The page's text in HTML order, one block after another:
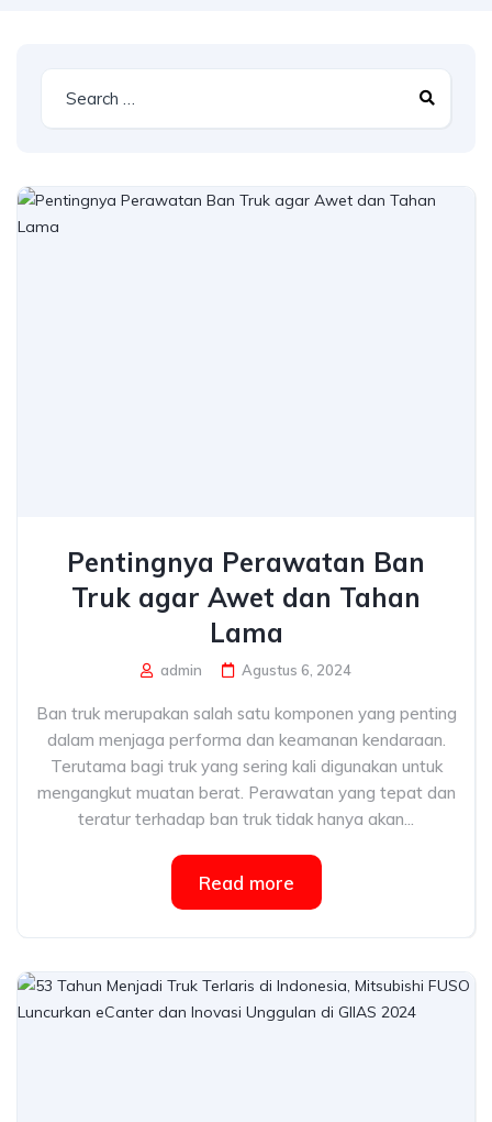
Pentingnya Perawatan Ban
Truk agar Awet dan Tahan
Lama
admin Agustus 6, 2024
Ban truk merupakan salah satu komponen yang penting
dalam menjaga performa dan keamanan kendaraan.
Terutama bagi truk yang sering kali digunakan untuk
mengangkut muatan berat. Perawatan yang tepat dan
teratur terhadap ban truk tidak hanya akan...
Read more